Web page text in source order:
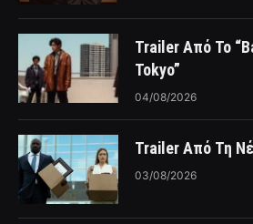
Trailer Από Το
Tokyo”
04/08/2026
Trailer Από Τη
03/08/2026